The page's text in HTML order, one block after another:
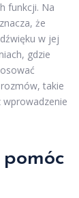
funkcji. Na
że
w jej
gdzie
takie
wprowadzenie